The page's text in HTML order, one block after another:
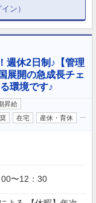
ン）
週休2日制♪【管理
展開の急成長チェ
環境です♪
昇給
在宅 産休・育休
〜12：30